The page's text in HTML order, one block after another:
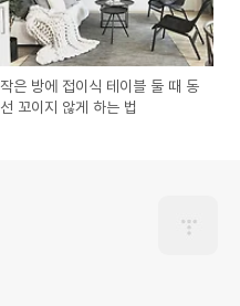
작은 방에 접이식 테이블 둘 때 동
선 꼬이지 않게 하는 법